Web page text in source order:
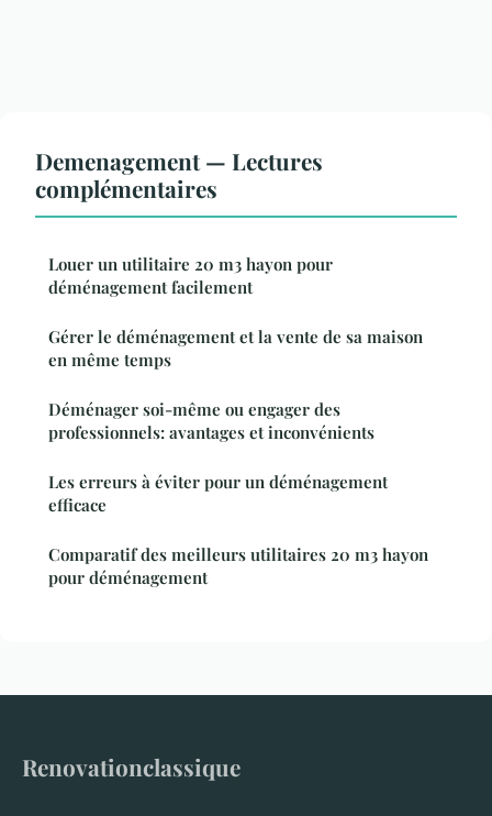
Demenagement — Lectures
complémentaires
Louer un utilitaire 20 m3 hayon pour
déménagement facilement
Gérer le déménagement et la vente de sa maison
en même temps
Déménager soi-même ou engager des
professionnels: avantages et inconvénients
Les erreurs à éviter pour un déménagement
efficace
Comparatif des meilleurs utilitaires 20 m3 hayon
pour déménagement
Renovationclassique